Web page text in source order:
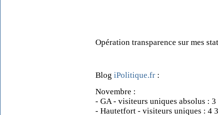
Opération transparence sur mes
Blog iPolitique.fr :
Novembre :
- GA - visiteurs uniques absolus : 3
- Hautetfort - visiteurs uniques : 4